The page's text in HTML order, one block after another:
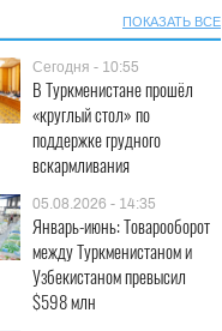
ПОКАЗАТЬ ВСЕ
Сегодня - 10:55
В Туркменистане прошёл
«круглый стол» по
поддержке грудного
вскармливания
05.08.2026 - 14:35
Январь-июнь: Товарооборот
между Туркменистаном и
Узбекистаном превысил
$598 млн